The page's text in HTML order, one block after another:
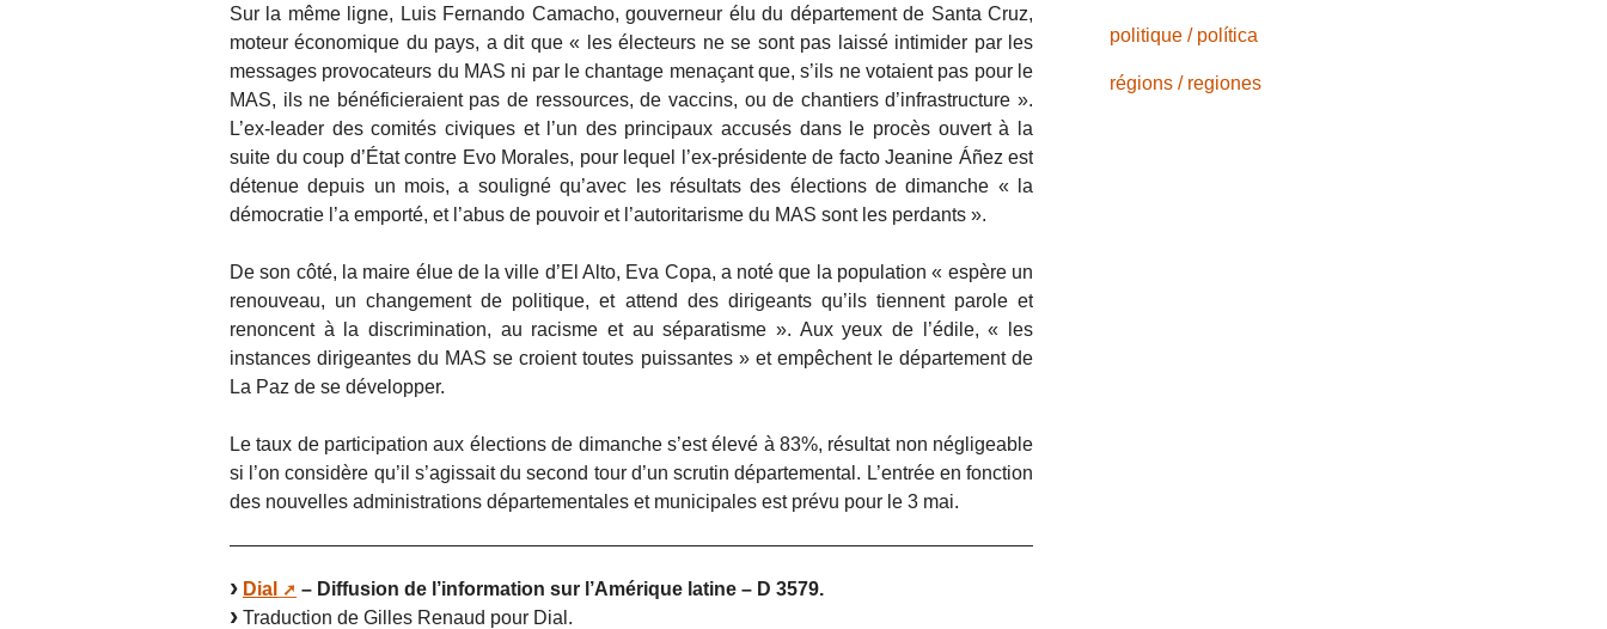
Sur la même ligne, Luis Fernando Camacho, gouverneur élu du département de Santa Cruz,
moteur économique du pays, a dit que « les électeurs ne se sont pas laissé intimider par les
messages provocateurs du MAS ni par le chantage menaçant que, s’ils ne votaient pas pour le
MAS, ils ne bénéficieraient pas de ressources, de vaccins, ou de chantiers d’infrastructure ».
L’ex-leader des comités civiques et l’un des principaux accusés dans le procès ouvert à la
suite du coup d’État contre Evo Morales, pour lequel l’ex-présidente de facto Jeanine Áñez est
détenue depuis un mois, a souligné qu’avec les résultats des élections de dimanche « la
démocratie l’a emporté, et l’abus de pouvoir et l’autoritarisme du MAS sont les perdants ».
De son côté, la maire élue de la ville d’El Alto, Eva Copa, a noté que la population « espère un
renouveau, un changement de politique, et attend des dirigeants qu’ils tiennent parole et
renoncent à la discrimination, au racisme et au séparatisme ». Aux yeux de l’édile, « les
instances dirigeantes du MAS se croient toutes puissantes » et empêchent le département de
La Paz de se développer.
Le taux de participation aux élections de dimanche s’est élevé à 83%, résultat non négligeable
si l’on considère qu’il s’agissait du second tour d’un scrutin départemental. L’entrée en fonction
des nouvelles administrations départementales et municipales est prévu pour le 3 mai.
Dial
– Diffusion de l’information sur l’Amérique latine – D 3579.
Traduction de Gilles Renaud pour Dial.
politique / política
régions / regiones